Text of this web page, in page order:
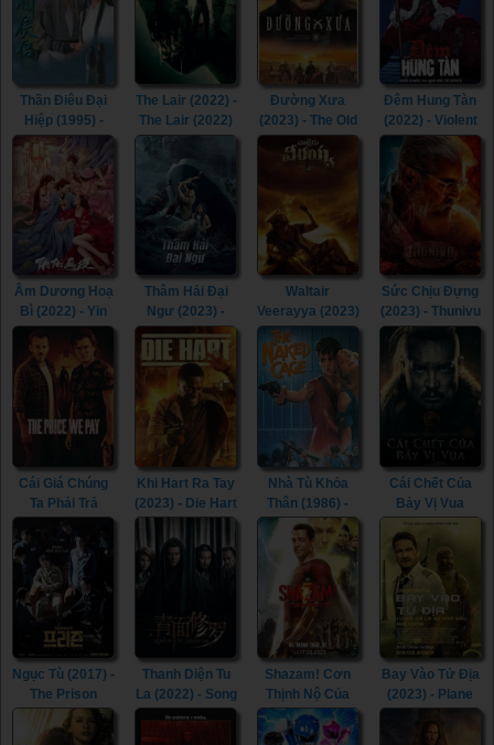
(2013)
Silver Surfer
Thần Điêu Đại
Hiệp (1995) -
Return of The
Condor Heroes
(1995)
The Lair (2022) -
The Lair (2022)
Đường Xưa
(2023) - The Old
Way (2023)
Đêm Hung Tàn
(2022) - Violent
Night (2022)
Âm Dương Hoạ
Bì (2022) - Yin
Yang Painted
Skin (2022)
Thâm Hải Đại
Ngư (2023) -
Monster of The
Deep (2023)
Waltair
Veerayya (2023)
- Waltair
Veerayya (2023)
Sức Chịu Đựng
(2023) - Thunivu
(2023)
Cái Giá Chúng
Ta Phải Trả
Price We Pay
(2023)
Khi Hart Ra Tay
(2023) - Die Hart
Nhà Tù Khỏa
Thân (1986) -
The Naked
Cage (1986)
Cái Chết Của
Bảy Vị Vua
(2023) - The
Last Kingdom:
Seven Kings
Must Die (2023)
Ngục Tù (2017) -
The Prison
(2017)
Thanh Diện Tu
La (2022) - Song
of the
Assassins
Shazam! Cơn
Thịnh Nộ Của
Các Vị Thần
(2023) -
Bay Vào Tử Địa
(2023) - Plane